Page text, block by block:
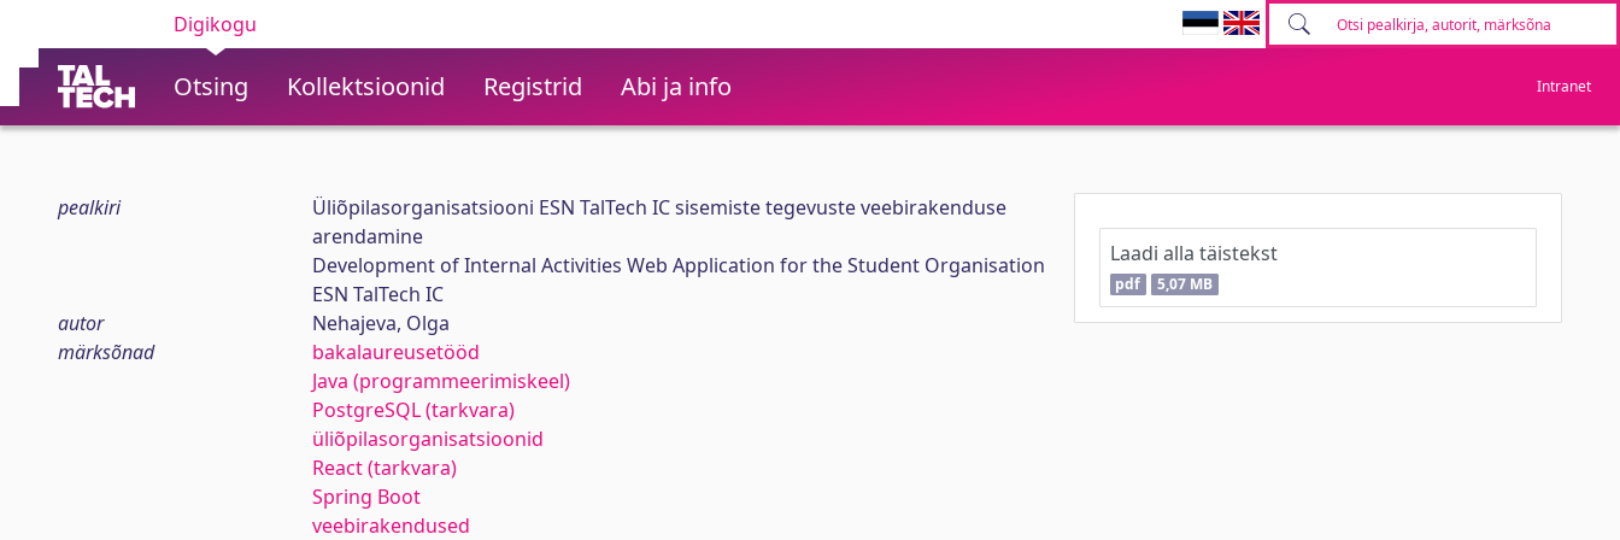
Digikogu
Otsing Kollektsioonid Registrid Abi ja info Intranet
pealkiri
Üliõpilasorganisatsiooni ESN TalTech IC sisemiste tegevuste veebirakenduse
arendamine
Development of Internal Activities Web Application for the Student Organisation
ESN TalTech IC
autor
Nehajeva, Olga
märksõnad
bakalaureusetööd
Java (programmeerimiskeel)
PostgreSQL (tarkvara)
üliõpilasorganisatsioonid
React (tarkvara)
Spring Boot
veebirakendused
Laadi alla täistekst
pdf 5,07 MB